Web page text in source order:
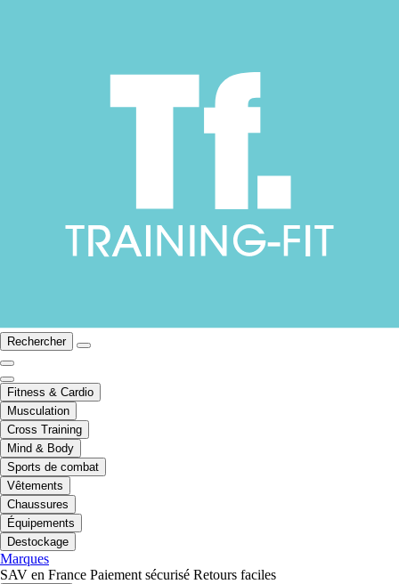
Rechercher
Fitness & Cardio
Musculation
Cross Training
Mind & Body
Sports de combat
Vêtements
Chaussures
Équipements
Destockage
Marques
SAV en France Paiement sécurisé Retours faciles